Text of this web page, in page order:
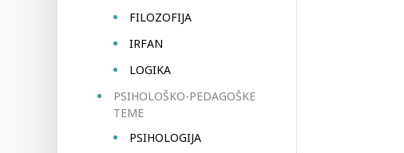
FILOZOFIJA
IRFAN
LOGIKA
PSIHOLOŠKO-PEDAGOŠKE
TEME
PSIHOLOGIJA